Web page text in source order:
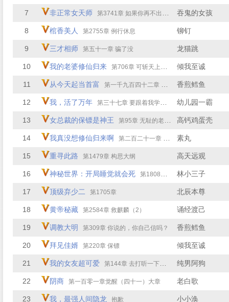
7 非正常女天师 第3741章 如果你再不出来，我可就要摧毁这座宫殿了 吞鬼的女孩
8 棺香美人 第2755章 例行休息 铆钉
9 三才相师 第五十一章 骗了没 龙猫跳
10 我的老婆修仙归来 第706章 可斩天上神明！ 倾我至诚
11 从今天起当首富 第一千九百四十二章 安排 香煎鳕鱼
12 我，活了万年 第三十七章 要跟着我学法术吗？ 幼儿园一霸
13 女总裁的保镖是神王 第95章 无耻的老头子 高钙鸡蛋壳
14 我真没想修仙归来啊 第二百二十一章 剑惊四座 素丸
15 重寻此路 第1479章 构思大纲 高天远观
16 神秘世界：开局睡觉就会死 第1808章 计划之外 林小三子
17 顶级弃少二 第1705章 北辰本尊
18 黄帝秘藏 第2584章 救麒麟（2） 诵经渡己
19 调教大明 第309章 你说的，你自己信吗？ 香煎鳕鱼
20 拜见佳婿 第220章 保镖 倾我至诚
21 我的女友超可爱 第144章 去打听一下我是谁！ 纯男阿狗
22 阴商 第一百零一章觉醒（四十一）大章 老白歌
23 我，最强人间隐龙 抱歉 小小涣